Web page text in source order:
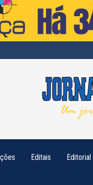
Editais Editorial